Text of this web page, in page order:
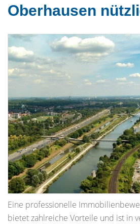
Oberhausen
Eine professionelle
bietet zahlreiche Vorteile und ist in